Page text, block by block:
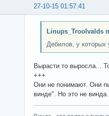
27-10-15 01:57:41
Linups_Troolvalds
Дебилов, у которых
Вырасти то выросла...
+++
Они не понимают. Они
винде". Но это не винда.